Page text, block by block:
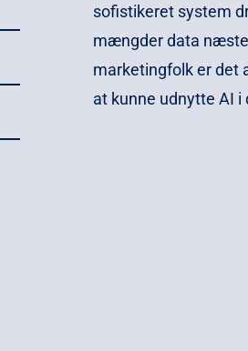
sofistikeret system
mængder data
marketingfolk er det
at kunne udnytte AI i